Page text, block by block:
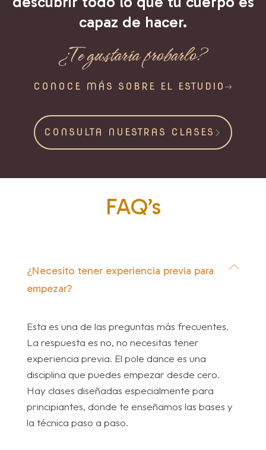
capaz de hacer.
¿Te gustaría probarlo?
CONOCE MÁS SOBRE EL ESTUDIO
CONSULTA NUESTRAS CLASES
FAQ’s
¿Necesito tener experiencia previa para
empezar?
Esta es una de las preguntas más frecuentes.
La respuesta es no, no necesitas tener
experiencia previa. El pole dance es una
disciplina que puedes empezar desde cero.
Hay clases diseñadas especialmente para
principiantes, donde te enseñamos las bases y
la técnica paso a paso.